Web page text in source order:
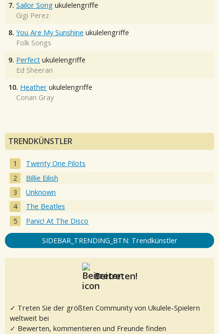
7. Sailor Song ukulelengriffe
Gigi Perez
8. You Are My Sunshine ukulelengriffe
Folk Songs
9. Perfect ukulelengriffe
Ed Sheeran
10. Heather ukulelengriffe
Conan Gray
TRENDKÜNSTLER
Twenty One Pilots
Billie Eilish
Unknown
The Beatles
Panic! At The Disco
SIDEBAR_TRENDING_BTN: Trendkünstler
Beitreten!
✓ Treten Sie der größten Community von Ukulele-Spielern
weltweit bei
✓ Bewerten, kommentieren und Freunde finden